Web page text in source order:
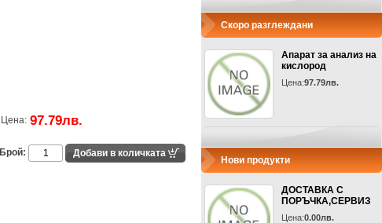
Цена: 97.79лв.
Брой:
Скоро разглеждани
Апарат за анализ на
кислород
Цена:97.79лв.
Нови продукти
ДОСТАВКА С
ПОРЪЧКА,СЕРВИЗ
Цена:0.00лв.